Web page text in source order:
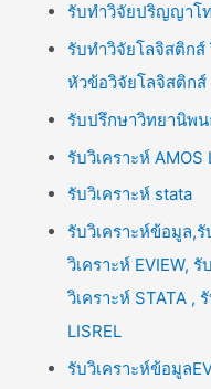
รับทำวิจัยปริญญาโท
รับทำวิจัยโลจิสติก
หัวข้อวิจัยโลจิสติกส์
รับปรึกษาวิทยานิพ
รับวิเคราะห์ AMOS
รับวิเคราะห์ stata
รับวิเคราะห์ข้อมูล,รั
วิเคราะห์ EVIEW,
วิเคราะห์ STATA ,
LISREL
รับวิเคราะห์ข้อมูล